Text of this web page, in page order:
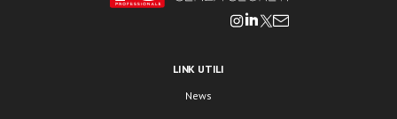
LINK UTILI
News